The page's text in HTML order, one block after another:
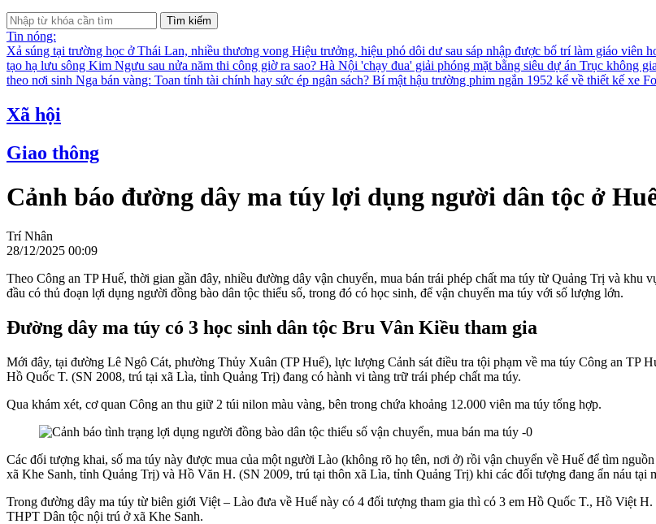
Tìm kiếm
Tin nóng:
Xả súng tại trường học ở Thái Lan, nhiều thương vong Hiệu trưởng, hiệu phó dôi dư sau sáp nhập được bố trí làm giáo viên
tạo hạ lưu sông Kim Ngưu sau nửa năm thi công giờ ra sao? Hà Nội 'chạy đua' giải phóng mặt bằng siêu dự án Trục không
theo nơi sinh Nga bán vàng: Toan tính tài chính hay sức ép ngân sách? Bí mật hậu trường phim ngắn 1952 kể về thiết kế xe
Xã hội
Giao thông
Cảnh báo đường dây ma túy lợi dụng người dân tộc ở
Trí Nhân
28/12/2025 00:09
Theo Công an TP Huế, thời gian gần đây, nhiều đường dây vận chuyển, mua bán trái phép chất ma túy từ Quảng Trị và
đầu có thủ đoạn lợi dụng người đồng bào dân tộc thiểu số, trong đó có học sinh, để vận chuyển ma túy với số lượng lớn.
Đường dây ma túy có 3 học sinh dân tộc Bru Vân Kiều tham gia
Mới đây, tại đường Lê Ngô Cát, phường Thủy Xuân (TP Huế), lực lượng Cảnh sát điều tra tội phạm về ma túy Công an TP
Hồ Quốc T. (SN 2008, trú tại xã Lìa, tỉnh Quảng Trị) đang có hành vi tàng trữ trái phép chất ma túy.
Qua khám xét, cơ quan Công an thu giữ 2 túi nilon màu vàng, bên trong chứa khoảng 12.000 viên ma túy tổng hợp.
Các đối tượng khai, số ma túy này được mua của một người Lào (không rõ họ tên, nơi ở) rồi vận chuyển về Huế để tìm
xã Khe Sanh, tỉnh Quảng Trị) và Hồ Văn H. (SN 2009, trú tại thôn xã Lìa, tỉnh Quảng Trị) khi các đối tượng đang ẩn náu tại
Trong đường dây ma túy từ biên giới Việt – Lào đưa về Huế này có 4 đối tượng tham gia thì có 3 em Hồ Quốc T., Hồ Việt
THPT Dân tộc nội trú ở xã Khe Sanh.